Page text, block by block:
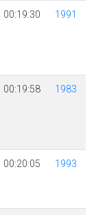
00:19:30 1991
00:19:58 1983
00:20:05 1993